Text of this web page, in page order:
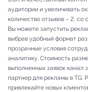
аудитории и увеличивать
количество отзывов – 2, со
Вы можете запустить
выбрав удобный формат
прозрачные условия
аналитику. Стоимость
выполненных заявок канал
партнер для рекламы в TG.
привлекайте новых